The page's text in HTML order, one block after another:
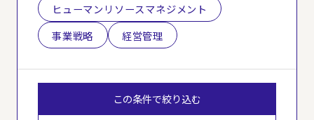
ヒューマンリソースマネジメント
事業戦略
経営管理
この条件で絞り込む